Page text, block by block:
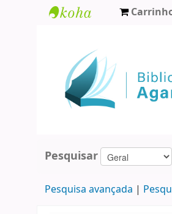
Agamenon
Magalhães
Pesquisar
Pesquisa avançada